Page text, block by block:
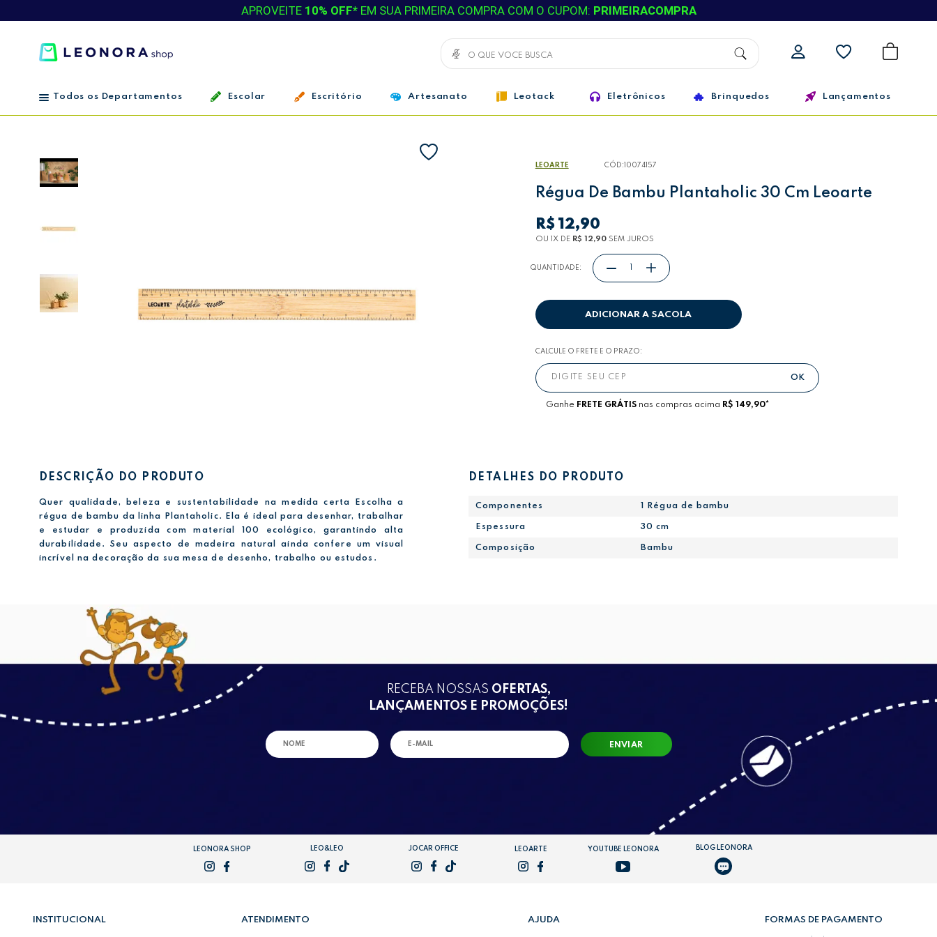
APROVEITE 10% OFF*EM SUA PRIMEIRA COMPRA COM O CUPOM: PRIMEIRACOMPRA
Todos os Departamentos Escolar Escritório Artesanato Leotack Eletrônicos Brinquedos Lançamentos
LEOARTE CÓD: 10074157
Régua De Bambu Plantaholic 30 Cm Leoarte
R$ 12,90
OU 1XDE R$ 12,90SEM JUROS
QUANTIDADE:
ADICIONAR A SACOLA
CALCULE O FRETE E O PRAZO:
Ganhe FRETE GRÁTISnas compras acima R$ 149,90*
DESCRIÇÃO DO PRODUTO
Quer qualidade, beleza e sustentabilidade na medida certa Escolha a
régua de bambu da linha Plantaholic. Ela é ideal para desenhar, trabalhar
e estudar e produzida com material 100 ecológico, garantindo alta
durabilidade. Seu aspecto de madeira natural ainda confere um visual
incrível na decoração da sua mesa de desenho, trabalho ou estudos.
DETALHES DO PRODUTO
Componentes 1 Régua de bambu
Espessura 30 cm
Composição Bambu
RECEBA NOSSAS OFERTAS,
LANÇAMENTOS E PROMOÇÕES!
ENVIAR
LEONORA SHOP LEO&LEO JOCAR OFFICE LEOARTE YOUTUBE LEONORA BLOG LEONORA
INSTITUCIONAL ATENDIMENTO AJUDA FORMAS DE PAGAMENTO